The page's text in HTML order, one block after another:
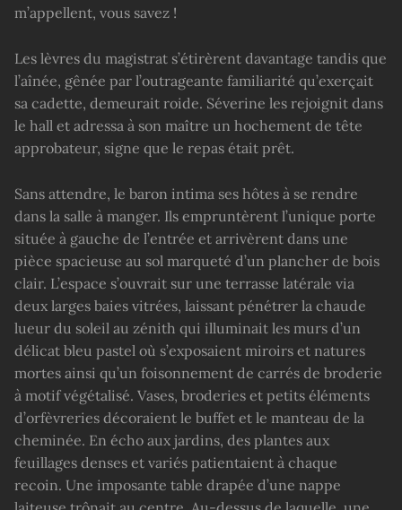
m’appellent, vous savez !
Les lèvres du magistrat s’étirèrent davantage tandis que
l’aînée, gênée par l’outrageante familiarité qu’exerçait
sa cadette, demeurait roide. Séverine les rejoignit dans
le hall et adressa à son maître un hochement de tête
approbateur, signe que le repas était prêt.
Sans attendre, le baron intima ses hôtes à se rendre
dans la salle à manger. Ils empruntèrent l’unique porte
située à gauche de l’entrée et arrivèrent dans une
pièce spacieuse au sol marqueté d’un plancher de bois
clair. L’espace s’ouvrait sur une terrasse latérale via
deux larges baies vitrées, laissant pénétrer la chaude
lueur du soleil au zénith qui illuminait les murs d’un
délicat bleu pastel où s’exposaient miroirs et natures
mortes ainsi qu’un foisonnement de carrés de broderie
à motif végétalisé. Vases, broderies et petits éléments
d’orfèvreries décoraient le buffet et le manteau de la
cheminée. En écho aux jardins, des plantes aux
feuillages denses et variés patientaient à chaque
recoin. Une imposante table drapée d’une nappe